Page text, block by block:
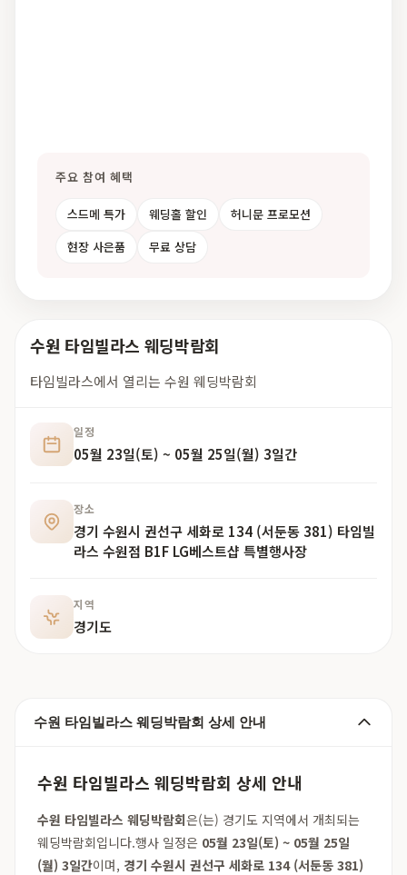
주요 참여 혜택
스드메 특가 웨딩홀 할인
허니문 프로모션
현장 사은품
무료 상담
수원 타임빌라스 웨딩박람회
타임빌라스에서 열리는 수원 웨딩박람회
일정
05월 23일(토) ~ 05월 25일(월) 3일간
장소
경기 수원시 권선구 세화로 134 (서둔동 381) 타임빌
라스 수원점 B1F LG베스트샵 특별행사장
지역
경기도
수원 타임빌라스 웨딩박람회 상세 안내
수원 타임빌라스 웨딩박람회 상세 안내
수원 타임빌라스 웨딩박람회은(는) 경기도 지역에서 개최되는
웨딩박람회입니다.행사 일정은 05월 23일(토) ~ 05월 25일
(월) 3일간이며, 경기 수원시 권선구 세화로 134 (서둔동 381)